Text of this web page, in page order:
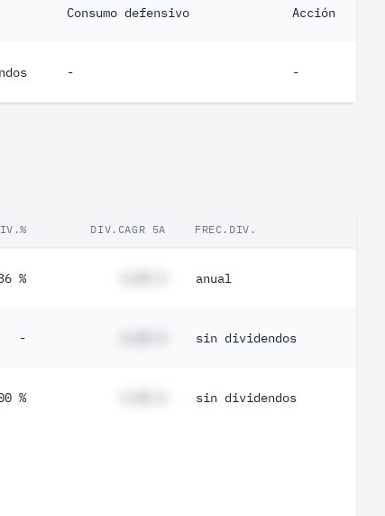
Consumo defensivo Acción
- -
DIV.CAGR 5A FREC.DIV.
% anual
- sin dividendos
% sin dividendos